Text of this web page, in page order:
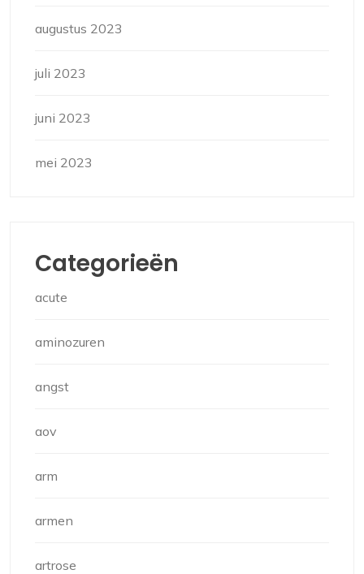
augustus 2023
juli 2023
juni 2023
mei 2023
Categorieën
acute
aminozuren
angst
aov
arm
armen
artrose